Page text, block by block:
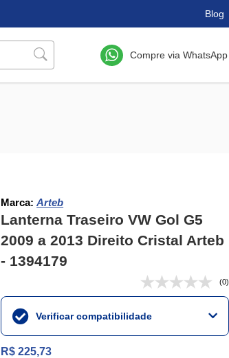
Blog
Compre via WhatsApp
Marca: Arteb
Lanterna Traseiro VW Gol G5
2009 a 2013 Direito Cristal Arteb
- 1394179
(0)
Verificar compatibilidade
R$ 225,73